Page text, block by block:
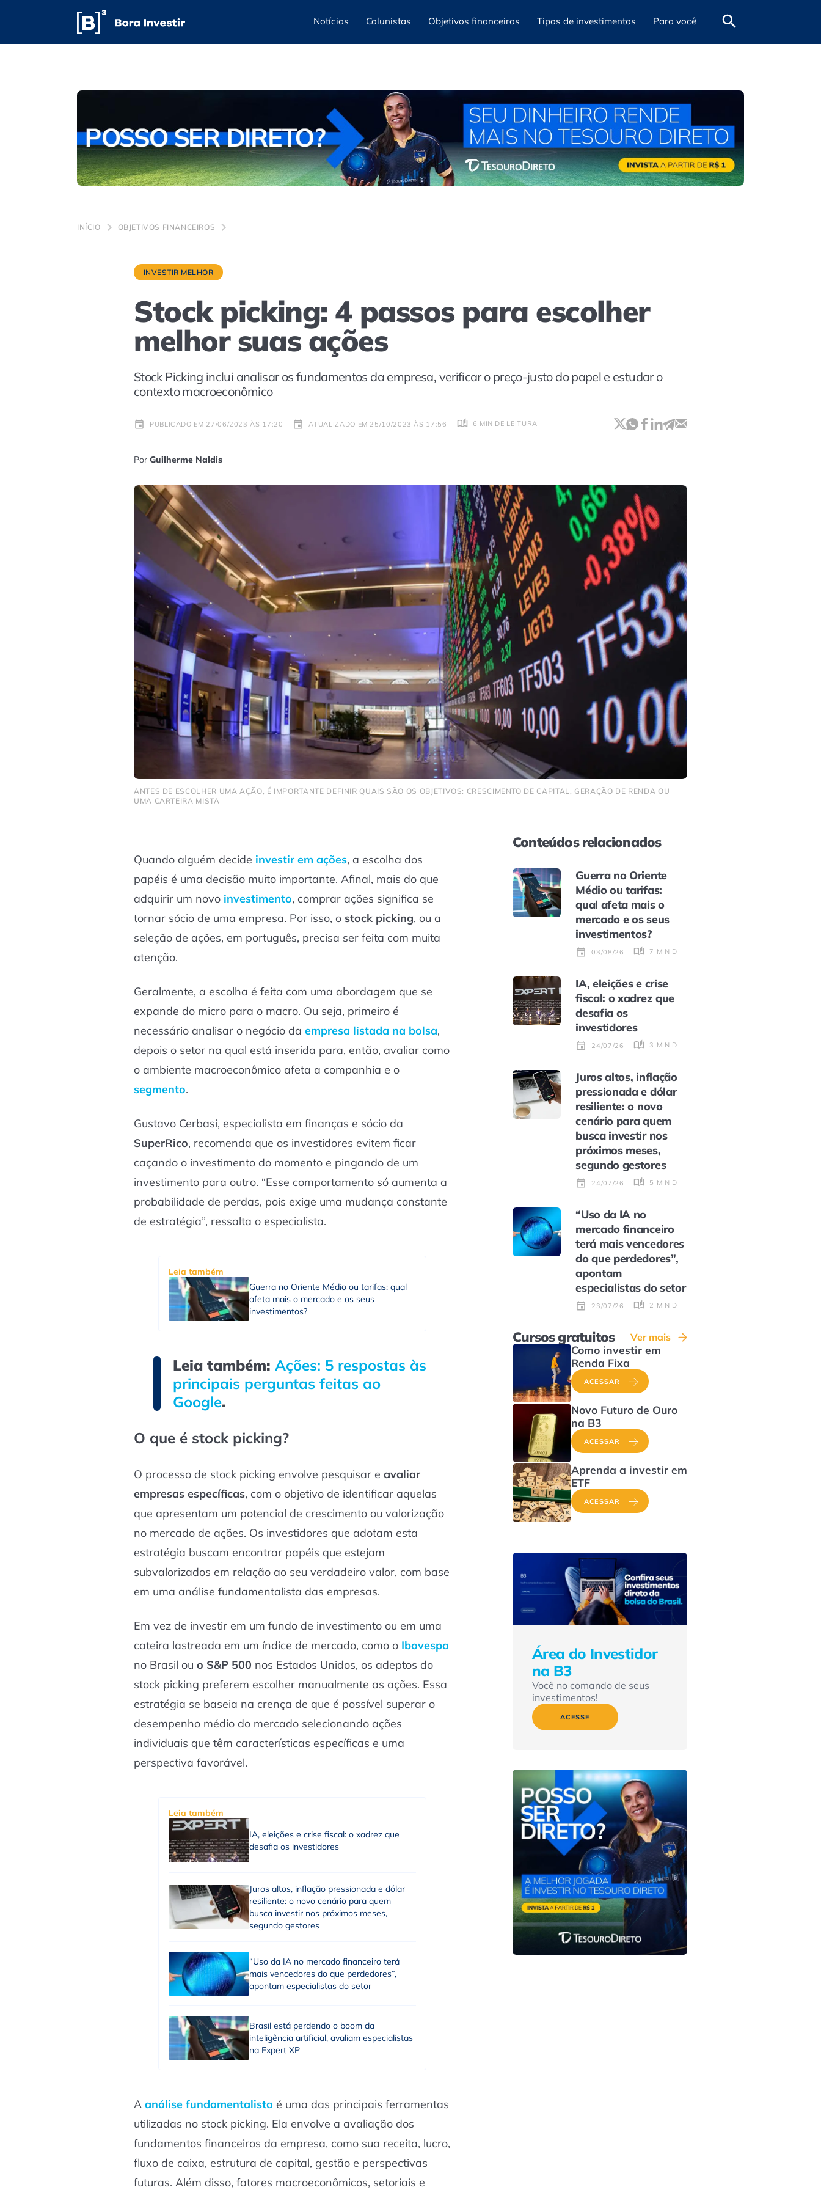
Notícias Colunistas Objetivos financeiros Tipos de investimentos Para você
INÍCIO OBJETIVOS FINANCEIROS
INVESTIR MELHOR
Stock picking: 4 passos para escolher
melhor suas ações
Stock Picking inclui analisar os fundamentos da empresa, verificar o preço-justo do papel e estudar o
contexto macroeconômico
PUBLICADO EM 27/06/2023 ÀS 17:20 ATUALIZADO EM 25/10/2023 ÀS 17:56 6 MIN DE LEITURA
Por Guilherme Naldis
ANTES DE ESCOLHER UMA AÇÃO, É IMPORTANTE DEFINIR QUAIS SÃO OS OBJETIVOS: CRESCIMENTO DE CAPITAL, GERAÇÃO DE RENDA OU
UMA CARTEIRA MISTA
Quando alguém decide investir em ações, a escolha dos
papéis é uma decisão muito importante. Afinal, mais do que
adquirir um novo investimento, comprar ações significa se
tornar sócio de uma empresa. Por isso, o stock picking, ou a
seleção de ações, em português, precisa ser feita com muita
atenção.
Geralmente, a escolha é feita com uma abordagem que se
expande do micro para o macro. Ou seja, primeiro é
necessário analisar o negócio da empresa listada na bolsa,
depois o setor na qual está inserida para, então, avaliar como
o ambiente macroeconômico afeta a companhia e o
segmento.
Gustavo Cerbasi, especialista em finanças e sócio da
SuperRico, recomenda que os investidores evitem ficar
caçando o investimento do momento e pingando de um
investimento para outro. “Esse comportamento só aumenta a
probabilidade de perdas, pois exige uma mudança constante
de estratégia”, ressalta o especialista.
Leia também
Guerra no Oriente Médio ou tarifas: qual
afeta mais o mercado e os seus
investimentos?
Leia também: Ações: 5 respostas às
principais perguntas feitas ao
Google.
O que é stock picking?
O processo de stock picking envolve pesquisar e avaliar
empresas específicas, com o objetivo de identificar aquelas
que apresentam um potencial de crescimento ou valorização
no mercado de ações. Os investidores que adotam esta
estratégia buscam encontrar papéis que estejam
subvalorizados em relação ao seu verdadeiro valor, com base
em uma análise fundamentalista das empresas.
Em vez de investir em um fundo de investimento ou em uma
cateira lastreada em um índice de mercado, como o Ibovespa
no Brasil ou o S&P 500 nos Estados Unidos, os adeptos do
stock picking preferem escolher manualmente as ações. Essa
estratégia se baseia na crença de que é possível superar o
desempenho médio do mercado selecionando ações
individuais que têm características específicas e uma
perspectiva favorável.
Leia também
IA, eleições e crise fiscal: o xadrez que
desafia os investidores
Juros altos, inflação pressionada e dólar
resiliente: o novo cenário para quem
busca investir nos próximos meses,
segundo gestores
“Uso da IA no mercado financeiro terá
mais vencedores do que perdedores”,
apontam especialistas do setor
Brasil está perdendo o boom da
inteligência artificial, avaliam especialistas
na Expert XP
A análise fundamentalista é uma das principais ferramentas
utilizadas no stock picking. Ela envolve a avaliação dos
fundamentos financeiros da empresa, como sua receita, lucro,
fluxo de caixa, estrutura de capital, gestão e perspectivas
futuras. Além disso, fatores macroeconômicos, setoriais e
Conteúdos relacionados
Guerra no Oriente
Médio ou tarifas:
qual afeta mais o
mercado e os seus
investimentos?
03/08/26 7 MIN DE LEITURA
IA, eleições e crise
fiscal: o xadrez que
desafia os
investidores
24/07/26 3 MIN DE LEITURA
Juros altos, inflação
pressionada e dólar
resiliente: o novo
cenário para quem
busca investir nos
próximos meses,
segundo gestores
24/07/26 5 MIN DE LEITURA
“Uso da IA no
mercado financeiro
terá mais vencedores
do que perdedores”,
apontam
especialistas do setor
23/07/26 2 MIN DE LEITURA
Cursos gratuitos Ver mais
Como investir em
Renda Fixa
ACESSAR
Novo Futuro de Ouro
na B3
ACESSAR
Aprenda a investir em
ETF
ACESSAR
Área do Investidor
na B3
Você no comando de seus
investimentos!
ACESSE